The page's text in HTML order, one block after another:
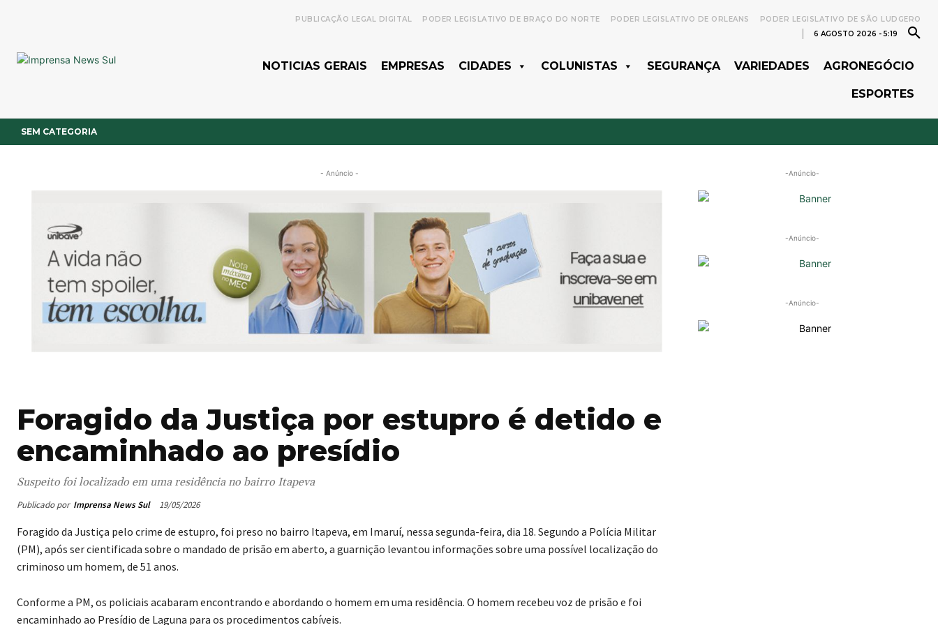
PUBLICAÇÃO LEGAL DIGITAL PODER LEGISLATIVO DE BRAÇO DO NORTE PODER LEGISLATIVO DE ORLEANS
PODER LEGISLATIVO DE SÃO LUDGERO
6 AGOSTO 2026 - 5:19
NOTICIAS GERAIS EMPRESAS CIDADES COLUNISTAS SEGURANÇA VARIEDADES AGRONEGÓCIO
ESPORTES
SEM CATEGORIA
- Anúncio -
Foragido da Justiça por estupro é detido e
encaminhado ao presídio
Suspeito foi localizado em uma residência no bairro Itapeva
Publicado por Imprensa News Sul 19/05/2026
Foragido da Justiça pelo crime de estupro, foi preso no bairro Itapeva, em Imaruí, nessa segunda-feira, dia 18. Segundo a Polícia Militar
(PM), após ser cientificada sobre o mandado de prisão em aberto, a guarnição levantou informações sobre uma possível localização do
criminoso um homem, de 51 anos.
Conforme a PM, os policiais acabaram encontrando e abordando o homem em uma residência. O homem recebeu voz de prisão e foi
encaminhado ao Presídio de Laguna para os procedimentos cabíveis.
-Anúncio-
-Anúncio-
-Anúncio-